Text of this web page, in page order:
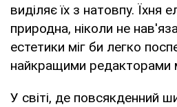
виділяє їх з натовпу. Їхня
природна, ніколи не
естетики міг би легко
найкращими редакторами
У світі, де повсякденний